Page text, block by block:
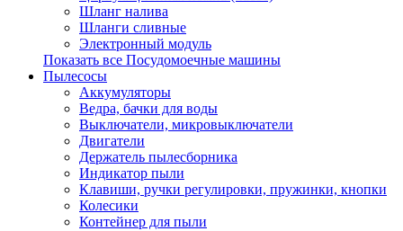
Шланг налива
Шланги сливные
Электронный модуль
Показать все Посудомоечные машины
Пылесосы
Аккумуляторы
Ведра, бачки для воды
Выключатели, микровыключатели
Двигатели
Держатель пылесборника
Индикатор пыли
Клавиши, ручки регулировки, пружинки, кнопки
Колесики
Контейнер для пыли